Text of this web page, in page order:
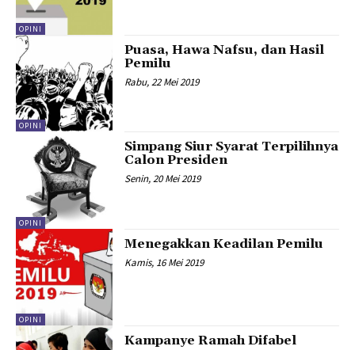
OPINI
OPINI
Puasa, Hawa Nafsu, dan Hasil
Pemilu
Rabu, 22 Mei 2019
OPINI
Simpang Siur Syarat Terpilihnya
Calon Presiden
Senin, 20 Mei 2019
OPINI
Menegakkan Keadilan Pemilu
Kamis, 16 Mei 2019
Kampanye Ramah Difabel